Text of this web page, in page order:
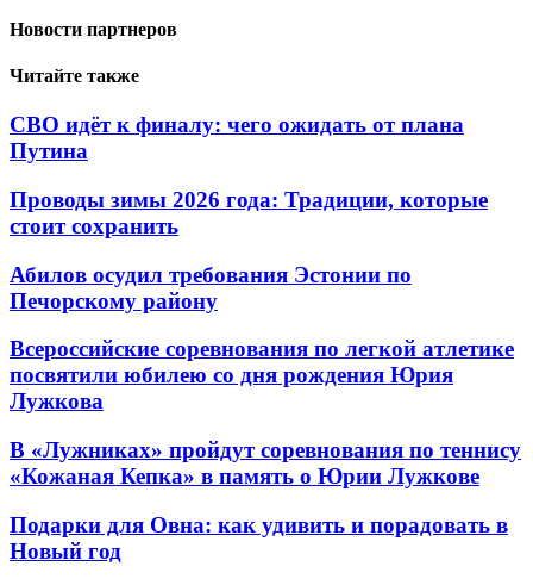
Новости партнеров
Читайте также
СВО идёт к финалу: чего ожидать от плана
Путина
Проводы зимы 2026 года: Традиции, которые
стоит сохранить
Абилов осудил требования Эстонии по
Печорскому району
Всероссийские соревнования по легкой атлетике
посвятили юбилею со дня рождения Юрия
Лужкова
В «Лужниках» пройдут соревнования по теннису
«Кожаная Кепка» в память о Юрии Лужкове
Подарки для Овна: как удивить и порадовать в
Новый год